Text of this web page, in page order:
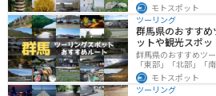
「福島県」の各県の
や湖、温泉地が点在
ットが多数あります
際は参考にしてくだ
モトスポット
ツーリング
群馬県のおすす
ットや観光スポ
群馬県のおすすめツ
「東部」「北部」「
津温泉や伊香保温泉
然を満喫するツーリ
ツーリングに行く際
モトスポット
ツーリング